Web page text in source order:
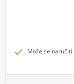
 Može se naručiti